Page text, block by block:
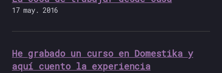
17 may. 2016
He grabado un curso en Domestika y
aquí cuento la experiencia